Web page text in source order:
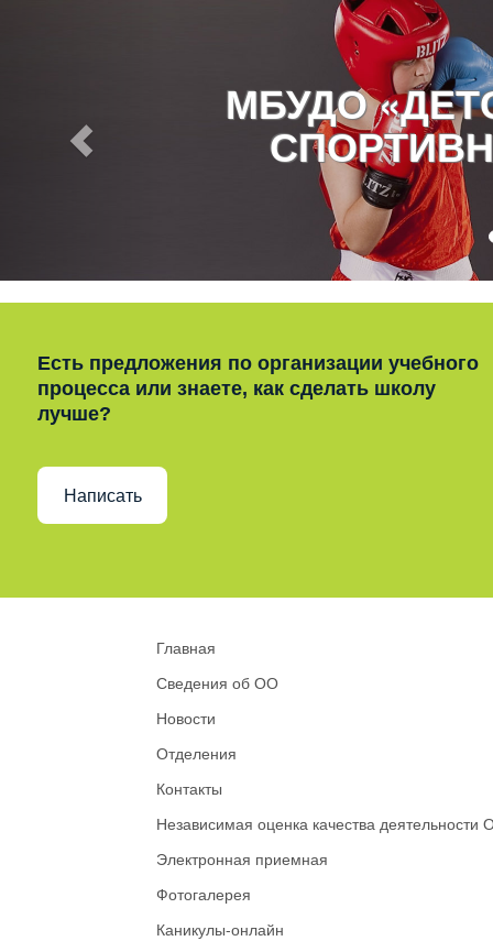
МБУДО
Есть предложения по организации учебного
процесса или знаете, как сделать школу
лучше?
Написать
Главная
Сведения об ОО
Новости
Отделения
Контакты
Независимая оценка качества деятельности
Электронная приемная
Фотогалерея
Каникулы-онлайн